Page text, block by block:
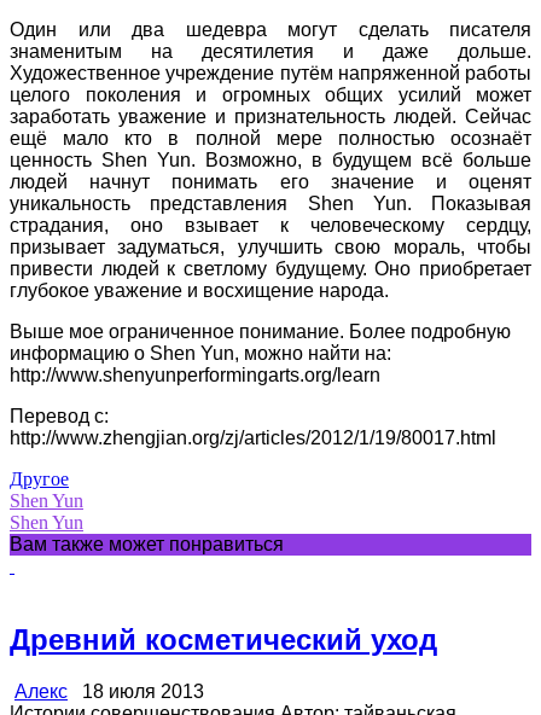
Один или два шедевра могут сделать писателя
знаменитым на десятилетия и даже дольше.
Художественное учреждение путём напряженной работы
целого поколения и огромных общих усилий может
заработать уважение и признательность людей. Сейчас
ещё мало кто в полной мере полностью осознаёт
ценность Shen Yun. Возможно, в будущем всё больше
людей начнут понимать его значение и оценят
уникальность представления Shen Yun. Показывая
страдания, оно взывает к человеческому сердцу,
призывает задуматься, улучшить свою мораль, чтобы
привести людей к светлому будущему. Оно приобретает
глубокое уважение и восхищение народа.
Выше мое ограниченное понимание. Более подробную
информацию о Shen Yun, можно найти на:
http://www.shenyunperformingarts.org/learn
Перевод с:
http://www.zhengjian.org/zj/articles/2012/1/19/80017.html
Другое
Shen Yun
Shen Yun
Вам также может понравиться
Древний косметический уход
Алекс 18 июля 2013